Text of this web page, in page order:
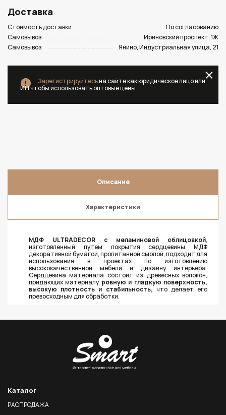
Доставка
Стоимость доставки
По согласованию
Самовывоз
Ириновский проспект, 1Ж
Самовывоз
Янино, Индустриальная улица, 21
Зарегистрируйтесьна сайте как юридическое лицо или
ИП чтобы использовать оптовые цены
Описание
Характеристики
МДФ ULTRADECOR с меламиновой облицовкой,
изготовленный путем покрытия сердцевины МДФ
декоративной бумагой, пропитанной смолой, подходит для
использования в проектах по изготовлению
высококачественной мебели и дизайну интерьера.
Сердцевина материала состоит из древесных волокон,
придающих материалу ровную и гладкую поверхность,
высокую плотность и стабильность, что делает его
превосходным для обработки.
Каталог
РАСПРОДАЖА